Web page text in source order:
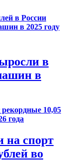
в
в
на спорт
во